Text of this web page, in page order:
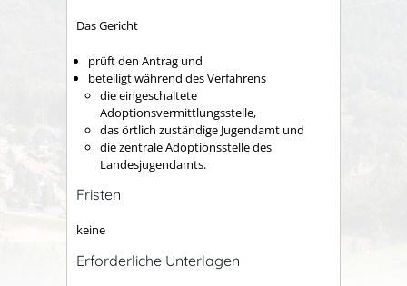
Das Gericht
prüft den Antrag und
beteiligt während des Verfahrens
die eingeschaltete
Adoptionsvermittlungsstelle,
das örtlich zuständige Jugendamt und
die zentrale Adoptionsstelle des
Landesjugendamts.
Fristen
keine
Erforderliche Unterlagen